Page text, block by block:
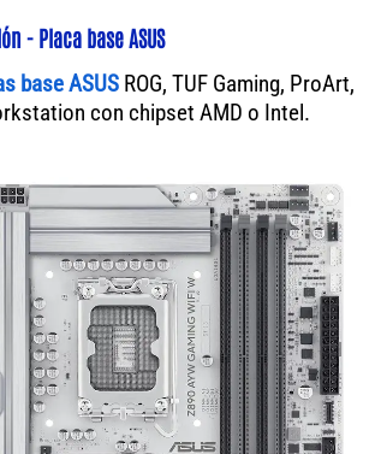
- Placa base ASUS
base ASUS ROG, TUF Gaming, ProArt,
con chipset AMD o Intel.